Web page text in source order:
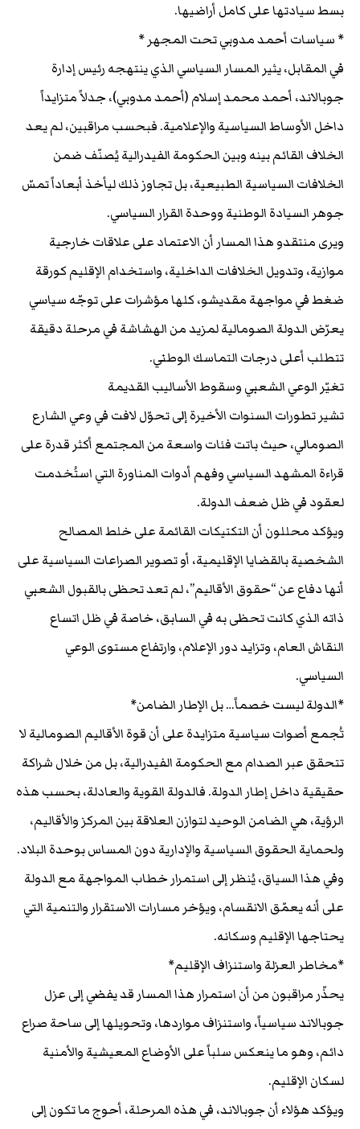
بسط سيادتها على كامل أراضيها.
* سياسات أحمد مدوبي تحت المجهر *
في المقابل، يثير المسار السياسي الذي ينتهجه رئيس إدارة
جوبالاند، أحمد محمد إسلام (أحمد مدوبي)، جدلاً متزايداً
داخل الأوساط السياسية والإعلامية. فبحسب مراقبين، لم يعد
الخلاف القائم بينه وبين الحكومة الفيدرالية يُصنّف ضمن
الخلافات السياسية الطبيعية، بل تجاوز ذلك ليأخذ أبعاداً تمسّ
جوهر السيادة الوطنية ووحدة القرار السياسي.
ويرى منتقدو هذا المسار أن الاعتماد على علاقات خارجية
موازية، وتدويل الخلافات الداخلية، واستخدام الإقليم كورقة
ضغط في مواجهة مقديشو، كلها مؤشرات على توجّه سياسي
يعرّض الدولة الصومالية لمزيد من الهشاشة في مرحلة دقيقة
تتطلب أعلى درجات التماسك الوطني.
تغيّر الوعي الشعبي وسقوط الأساليب القديمة
تشير تطورات السنوات الأخيرة إلى تحوّل لافت في وعي الشارع
الصومالي، حيث باتت فئات واسعة من المجتمع أكثر قدرة على
قراءة المشهد السياسي وفهم أدوات المناورة التي استُخدمت
لعقود في ظل ضعف الدولة.
ويؤكد محللون أن التكتيكات القائمة على خلط المصالح
الشخصية بالقضايا الإقليمية، أو تصوير الصراعات السياسية على
أنها دفاع عن “حقوق الأقاليم”، لم تعد تحظى بالقبول الشعبي
ذاته الذي كانت تحظى به في السابق، خاصة في ظل اتساع
النقاش العام، وتزايد دور الإعلام، وارتفاع مستوى الوعي
السياسي.
*الدولة ليست خصماً… بل الإطار الضامن*
تُجمع أصوات سياسية متزايدة على أن قوة الأقاليم الصومالية لا
تتحقق عبر الصدام مع الحكومة الفيدرالية، بل من خلال شراكة
حقيقية داخل إطار الدولة. فالدولة القوية والعادلة، بحسب هذه
الرؤية، هي الضامن الوحيد لتوازن العلاقة بين المركز والأقاليم،
ولحماية الحقوق السياسية والإدارية دون المساس بوحدة البلاد.
وفي هذا السياق، يُنظر إلى استمرار خطاب المواجهة مع الدولة
على أنه يعمّق الانقسام، ويؤخر مسارات الاستقرار والتنمية التي
يحتاجها الإقليم وسكانه.
*مخاطر العزلة واستنزاف الإقليم*
يحذّر مراقبون من أن استمرار هذا المسار قد يفضي إلى عزل
جوبالاند سياسياً، واستنزاف مواردها، وتحويلها إلى ساحة صراع
دائم، وهو ما ينعكس سلباً على الأوضاع المعيشية والأمنية
لسكان الإقليم.
ويؤكد هؤلاء أن جوبالاند، في هذه المرحلة، أحوج ما تكون إلى